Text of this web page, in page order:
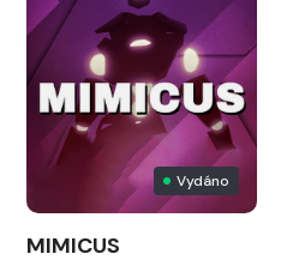
Vydáno
MIMICUS